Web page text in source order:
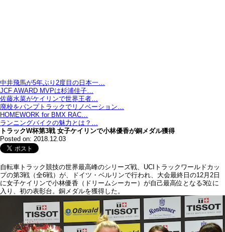
中井飛馬が5年ぶり2度目の日本一…
JCF AWARD MVPは杉浦佳子…
佐藤水菜がケイリンで世界王者…
廃校をパンプトラックでリノベーション…
HOMEWORK for BMX RAC…
ランニングバイクの魅力とは？…
トラックW杯第3戦 女子ケイリンで小林優香が銅メダル獲得
Posted on: 2018.12.03
自転車トラック競技の世界最高峰のシリーズ戦、UCIトラックワールドカッ
プの第3戦（全6戦）が、ドイツ・ベルリンで行われ、大会最終日の12月2日
に女子ケイリンで小林優香（ドリームシーカー）が自己最高位となる3位に
入り、初の表彰台。銅メダルを獲得した。